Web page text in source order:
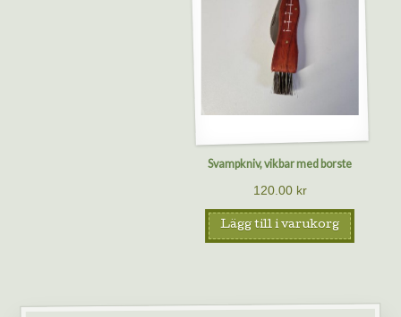
Svampkniv, vikbar med borste
120.00 kr
Lägg till i varukorg